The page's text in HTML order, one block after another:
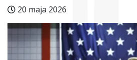
20 maja 2026